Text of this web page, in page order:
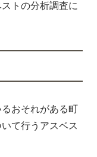
トの分析調査に
おそれがある町
て行うアスベス